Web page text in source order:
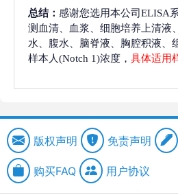
总结： 感谢您选用本公司ELISA
测血清、血浆、细胞培养上清液
水、腹水、脑脊液、胸腔积液、
样本人(Notch 1)浓度， 具体适用
版权声明 免责声明
购买FAQ 用户协议